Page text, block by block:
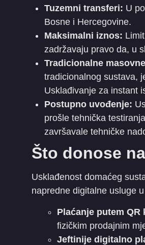
Tuzemni transferi: U
Bosne i Hercegovine.
Maksimalni iznos:
zadržavaju pravo da, u
Tradicionalne
tradicionalnog sustava,
Usklađivanje za instant
Postupno uvođenje:
prošle tehnička
završavale tehničke
​Što donose
​Usklađenost domaćeg
napredne digitalne usluge
Plaćanje putem QR
fizičkim prodajnim
Jeftinije digitalno